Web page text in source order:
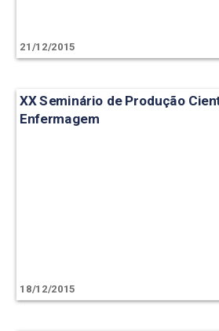
21/12/2015
XX Seminário de Produção
Enfermagem
18/12/2015